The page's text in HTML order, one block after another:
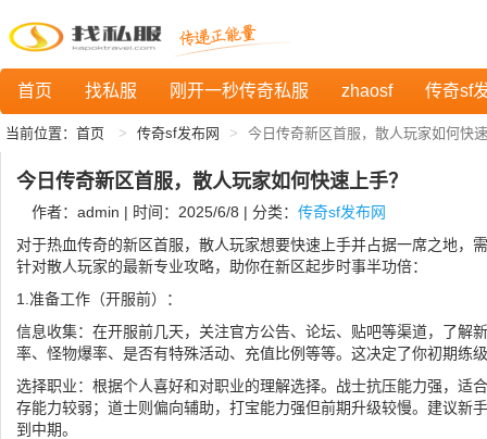
首页 找私服 刚开一秒传奇私服 zhaosf 传奇sf
当前位置： 首页 传奇sf发布网 今日传奇新区首服，散人玩家如何快
今日传奇新区首服，散人玩家如何快速上手？
作者：admin | 时间：2025/6/8 | 分类： 传奇sf发布网
对于热血传奇的新区首服，散人玩家想要快速上手并占据一席之地，
针对散人玩家的最新专业攻略，助你在新区起步时事半功倍：
1.准备工作（开服前）：
信息收集：在开服前几天，关注官方公告、论坛、贴吧等渠道，了解
率、怪物爆率、是否有特殊活动、充值比例等等。这决定了你初期练
选择职业：根据个人喜好和对职业的理解选择。战士抗压能力强，适
存能力较弱；道士则偏向辅助，打宝能力强但前期升级较慢。建议新
到中期。